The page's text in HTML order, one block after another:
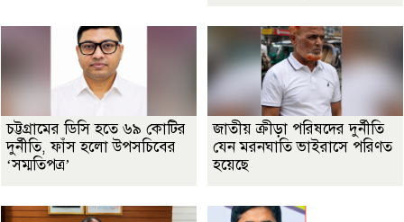
চট্টগ্রামের ডিসি হতে ৬৯ কোটির
দুর্নীতি, ফাঁস হলো উপসচিবের
‘সম্মতিপত্র’
জাতীয় ক্রীড়া পরিষদের দুর্নীতি
যেন মরনঘাতি ভাইরাসে পরিণত
হয়েছে